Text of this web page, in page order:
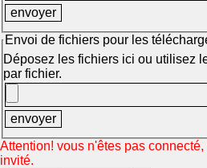
Envoi de fichiers pour les
Déposez les fichiers ici ou utilisez
par fichier.
Attention! vous n'êtes pas
invité.